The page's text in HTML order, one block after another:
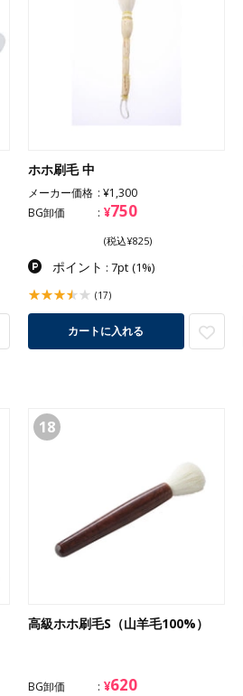
ホホ刷毛 中
メーカー価格
¥1,300
BG卸価
¥750
(税込¥825)
ポイント : 7pt (1%)
(17)
カートに入れる
18
高級ホホ刷毛S（山羊毛100%）
BG卸価 ¥620